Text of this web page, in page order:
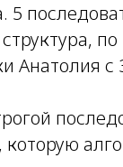
5
по
Анатолия с
которую